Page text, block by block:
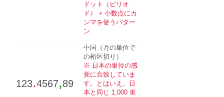
ドット（ピリオ
ド） + 小数点にカ
ンマを使うパター
ン
123.4567,89
中国（万の単位で
の桁区切り）
※ 日本の単位の感
覚に合致していま
す。とはいえ、日
本と同じ 1,000 単